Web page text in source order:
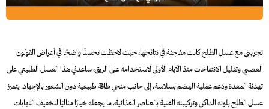
تجربتي مع عسل الطلح كانت مفاجِئة في نتائجها، حيث لاحظت تحسنًا واضحًا في أعراض القولون
العصبي وتقليل الانتفاخات منذ الأيام الأولى لاستخدامه على الريق، ساعدني هذا العسل الطبيعي على
تهدئة المعدة ودعم عملية الهضم بسلاسة، إلى جانب منحي طاقة طبيعية دون الشعور بالإجهاد. يتميز
عسل الطلح بلونه الداكن وتركيبته الغنية بالعناصر الغذائية، ما يجعله خيارًا مثاليًا لتخفيف التهابات